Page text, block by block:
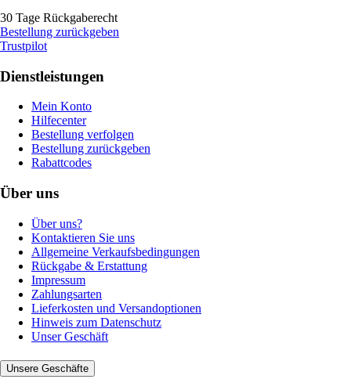
30 Tage Rückgaberecht
Bestellung zurückgeben
Trustpilot
Dienstleistungen
Mein Konto
Hilfecenter
Bestellung verfolgen
Bestellung zurückgeben
Rabattcodes
Über uns
Über uns?
Kontaktieren Sie uns
Allgemeine Verkaufsbedingungen
Rückgabe & Erstattung
Impressum
Zahlungsarten
Lieferkosten und Versandoptionen
Hinweis zum Datenschutz
Unser Geschäft
Unsere Geschäfte